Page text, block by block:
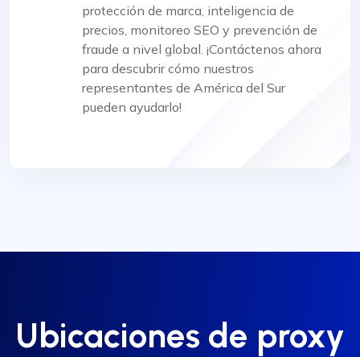
protección de marca, inteligencia de
precios, monitoreo SEO y prevención de
fraude a nivel global. ¡Contáctenos ahora
para descubrir cómo nuestros
representantes de América del Sur
pueden ayudarlo!
Ubicaciones de proxy